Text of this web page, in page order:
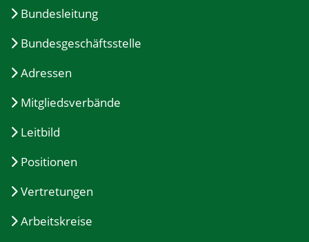
Bundesleitung
Bundesgeschäftsstelle
Adressen
Mitgliedsverbände
Leitbild
Positionen
Vertretungen
Arbeitskreise